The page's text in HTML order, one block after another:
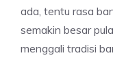
ada, tentu rasa
semakin besar
menggali tradisi